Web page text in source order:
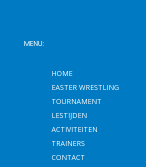
MENU:
HOME
EASTER WRESTLING
TOURNAMENT
LESTIJDEN
ACTIVITEITEN
TRAINERS
CONTACT